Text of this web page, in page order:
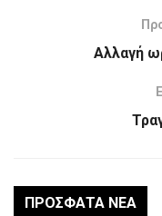
Aλλαγή
ΠΡΌΣΦΑΤΑ ΝΈΑ